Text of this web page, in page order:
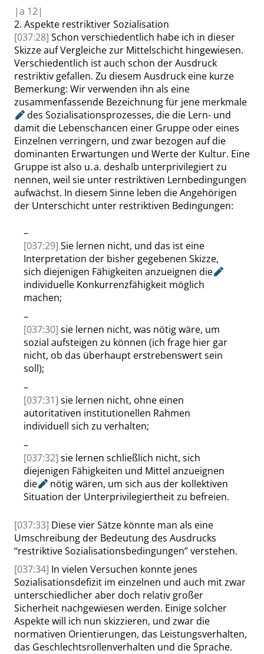
|a 12|
2. Aspekte restriktiver Sozialisation
[037:28] Schon verschiedentlich habe ich in dieser
Skizze auf Vergleiche zur Mittelschicht hingewiesen.
Verschiedentlich ist auch schon der Ausdruck
restriktiv gefallen. Zu diesem Ausdruck eine kurze
Bemerkung: Wir verwenden ihn als eine
zusammenfassende Bezeichnung für jene merkmale
des Sozialisationsprozesses, die die Lern- und
damit die Lebenschancen einer Gruppe oder eines
Einzelnen verringern, und zwar bezogen auf die
dominanten Erwartungen und Werte der Kultur. Eine
Gruppe ist also u. a. deshalb unterprivilegiert zu
nennen, weil sie unter restriktiven Lernbedingungen
aufwächst. In diesem Sinne leben die Angehörigen
der Unterschicht unter restriktiven Bedingungen:
–
[037:29] Sie lernen nicht, und das ist eine
Interpretation der bisher gegebenen Skizze,
sich diejenigen Fähigkeiten anzueignen die
individuelle Konkurrenzfähigkeit möglich
machen;
–
[037:30] sie lernen nicht, was nötig wäre, um
sozial aufsteigen zu können (ich frage hier gar
nicht, ob das überhaupt erstrebenswert sein
soll);
–
[037:31] sie lernen nicht, ohne einen
autoritativen institutionellen Rahmen
individuell sich zu verhalten;
–
[037:32] sie lernen schließlich nicht, sich
diejenigen Fähigkeiten und Mittel anzueignen
die
nötig wären, um sich aus der kollektiven
Situation der Unterprivilegiertheit zu befreien.
[037:33] Diese vier Sätze könnte man als eine
Umschreibung der Bedeutung des Ausdrucks
“restriktive Sozialisationsbedingungen”verstehen.
[037:34] In vielen Versuchen konnte jenes
Sozialisationsdefizit im einzelnen und auch mit zwar
unterschiedlicher aber doch relativ großer
Sicherheit nachgewiesen werden. Einige solcher
Aspekte will ich nun skizzieren, und zwar die
normativen Orientierungen, das Leistungsverhalten,
das Geschlechtsrollenverhalten und die Sprache.